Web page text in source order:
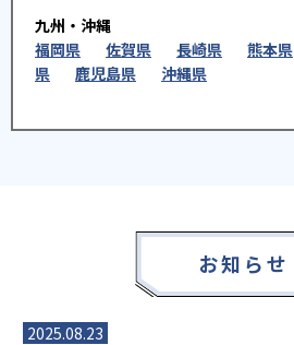
九州・沖縄
福岡県
佐賀県 長崎県 熊本県
県
鹿児島県 沖縄県
お知らせ
2025.08.23